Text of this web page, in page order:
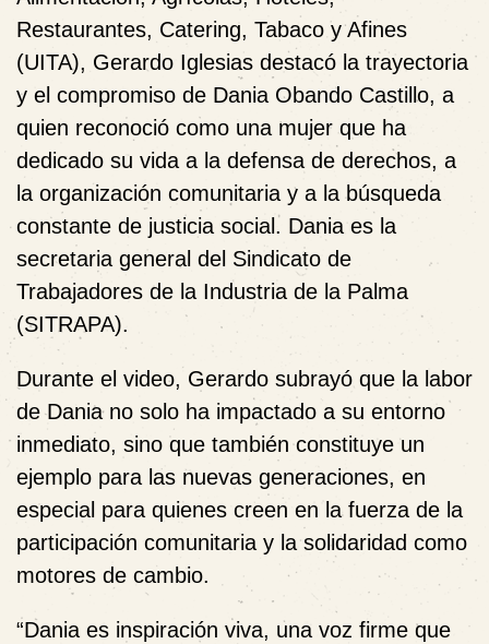
Restaurantes, Catering, Tabaco y Afines
(UITA), Gerardo Iglesias destacó la trayectoria
y el compromiso de Dania Obando Castillo, a
quien reconoció como una mujer que ha
dedicado su vida a la defensa de derechos, a
la organización comunitaria y a la búsqueda
constante de justicia social. Dania es la
secretaria general del Sindicato de
Trabajadores de la Industria de la Palma
(SITRAPA).
Durante el video, Gerardo subrayó que la labor
de Dania no solo ha impactado a su entorno
inmediato, sino que también constituye un
ejemplo para las nuevas generaciones, en
especial para quienes creen en la fuerza de la
participación comunitaria y la solidaridad como
motores de cambio.
“Dania es inspiración viva, una voz firme que